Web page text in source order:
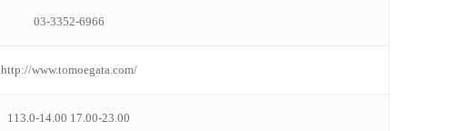
03-3352-6966
http://www.tomoegata.com/
113.0-14.00 17.00-23.00